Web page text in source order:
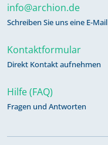
info@archion.de
Schreiben Sie uns eine E-Mail
Kontaktformular
Direkt Kontakt aufnehmen
Hilfe (FAQ)
Fragen und Antworten